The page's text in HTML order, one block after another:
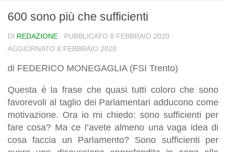
600 sono più che sufficienti
DI REDAZIONE · PUBBLICATO 8 FEBBRAIO 2020 ·
AGGIORNATO 8 FEBBRAIO 2020
di FEDERICO MONEGAGLIA (FSI Trento)
Questa è la frase che quasi tutti coloro che sono
favorevoli al taglio dei Parlamentari adducono come
motivazione. Ora io mi chiedo: sono sufficienti per
fare cosa? Ma ce l’avete almeno una vaga idea di
cosa faccia un Parlamento? Sono sufficienti per